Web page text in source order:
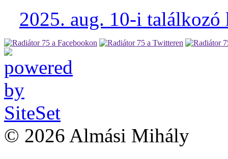
2025. aug. 10-i találkozó
© 2026 Almási Mihály